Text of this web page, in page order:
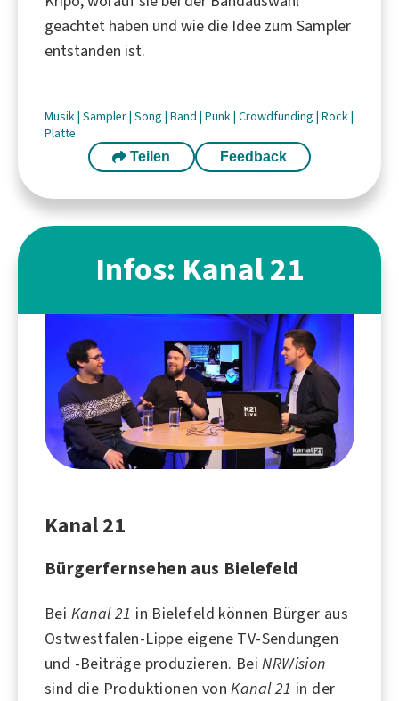
geachtet haben und wie die Idee zum Sampler
entstanden ist.
Musik| Sampler| Song | Band | Punk| Crowdfunding | Rock|
Platte
Teilen Feedback
Infos: Kanal 21
Kanal 21
Bürgerfernsehen aus Bielefeld
Bei Kanal 21 in Bielefeld können Bürger aus
Ostwestfalen-Lippe eigene TV-Sendungen
und -Beiträge produzieren. BeiNRWision
sind die Produktionen vonKanal 21 in der